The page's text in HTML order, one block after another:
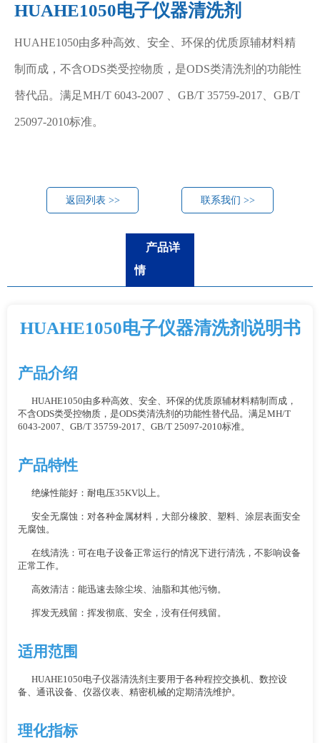
返回列表 >> 联系我们 >>
HUAHE1050电子仪器清洗剂
HUAHE1050由多种高效、安全、环保的优质原辅材料精
制而成，不含ODS类受控物质，是ODS类清洗剂的功能性
替代品。满足MH/T 6043-2007 、GB/T 35759-2017、GB/T
25097-2010标准。
HUAHE1050电子仪器清洗剂说明书
产品介绍
HUAHE1050由多种高效、安全、环保的优质原辅材料精制而成，
不含ODS类受控物质，是ODS类清洗剂的功能性替代品。满足MH/T
6043-2007、GB/T 35759-2017、GB/T 25097-2010标准。
产品特性
绝缘性能好：耐电压35KV以上。
安全无腐蚀：对各种金属材料，大部分橡胶、塑料、涂层表面安全
无腐蚀。
在线清洗：可在电子设备正常运行的情况下进行清洗，不影响设备
正常工作。
高效清洁：能迅速去除尘埃、油脂和其他污物。
挥发无残留：挥发彻底、安全，没有任何残留。
适用范围
HUAHE1050电子仪器清洗剂主要用于各种程控交换机、数控设
备、通讯设备、仪器仪表、精密机械的定期清洗维护。
理化指标
产品详
情